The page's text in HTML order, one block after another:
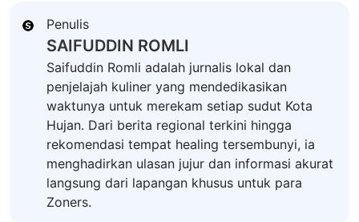
Penulis
SAIFUDDIN ROMLI
Saifuddin Romli adalah jurnalis lokal dan
penjelajah kuliner yang mendedikasikan
waktunya untuk merekam setiap sudut Kota
Hujan. Dari berita regional terkini hingga
rekomendasi tempat healing tersembunyi, ia
menghadirkan ulasan jujur dan informasi akurat
langsung dari lapangan khusus untuk para
Zoners.